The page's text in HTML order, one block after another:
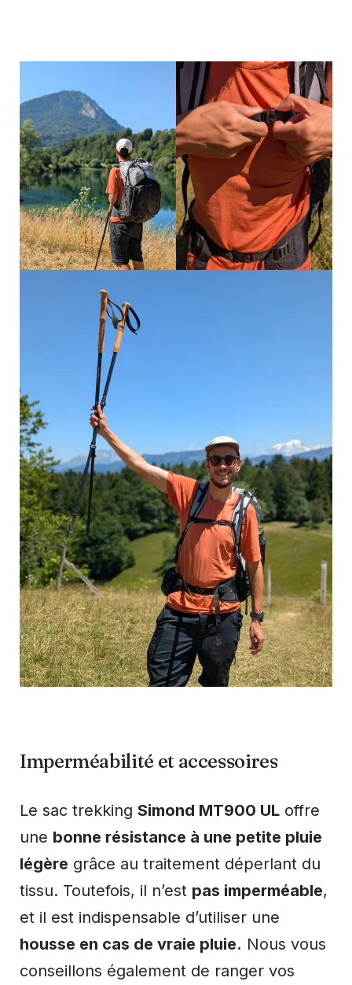
Imperméabilité et accessoires
Le sac trekking Simond MT900 UL offre
une bonne résistance à une petite pluie
légère grâce au traitement déperlant du
tissu. Toutefois, il n’est pas imperméable,
et il est indispensable d’utiliser une
housse en cas de vraie pluie. Nous vous
conseillons également de ranger vos